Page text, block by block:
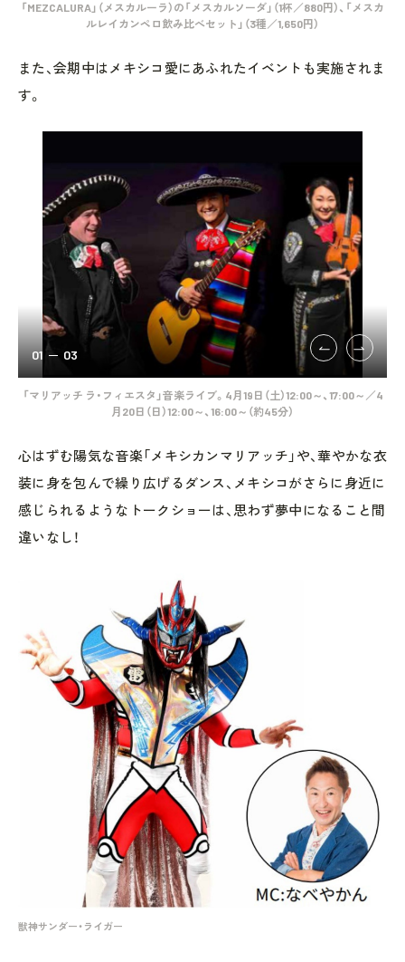
「MEZCALURA」（メスカルーラ）の「メスカルソーダ」（1杯／880円）、「メスカ
ルレイカンペロ飲み比べセット」（3種／1,650円）
また、会期中はメキシコ愛にあふれたイベントも実施されま
す。
「マリアッチ ラ・フィエスタ」音楽ライブ。4月19日（土）12:00～、17:00～／4
月20日（日）12:00～、16:00～（約45分）
01 03
心はずむ陽気な音楽「メキシカンマリアッチ」や、華やかな衣
装に身を包んで繰り広げるダンス、メキシコがさらに身近に
感じられるようなトークショーは、思わず夢中になること間
違いなし！
獣神サンダー・ライガー